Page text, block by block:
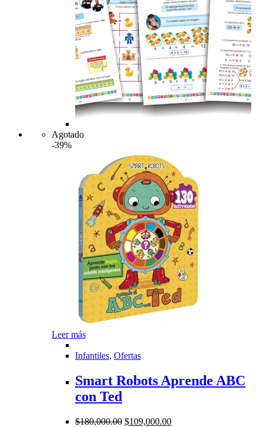
Agotado
-39%
Leer más
Infantiles, Ofertas
Smart Robots Aprende ABC
con Ted
$180,000.00 El
$109,000.00El